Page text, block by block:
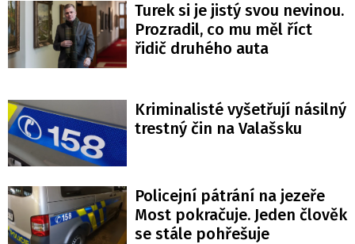
Turek si je jistý svou nevinou.
Prozradil, co mu měl říct
řidič druhého auta
Kriminalisté vyšetřují násilný
trestný čin na Valašsku
Policejní pátrání na jezeře
Most pokračuje. Jeden člověk
se stále pohřešuje